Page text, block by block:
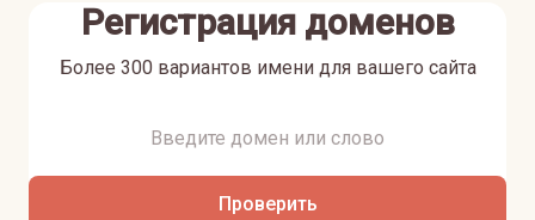
Регистрация доменов
Более 300 вариантов имени для вашего сайта
Проверить